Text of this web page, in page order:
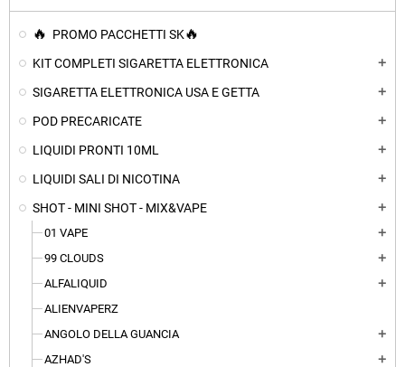
PROMO PACCHETTI SK
KIT COMPLETI SIGARETTA ELETTRONICA
add
SIGARETTA ELETTRONICA USA E GETTA add
POD PRECARICATE add
LIQUIDI PRONTI 10ML add
LIQUIDI SALI DI NICOTINA add
SHOT - MINI SHOT - MIX&VAPE add
01 VAPE add
99 CLOUDS add
ALFALIQUID add
ALIENVAPERZ
ANGOLO DELLA GUANCIA
add
AZHAD'S add